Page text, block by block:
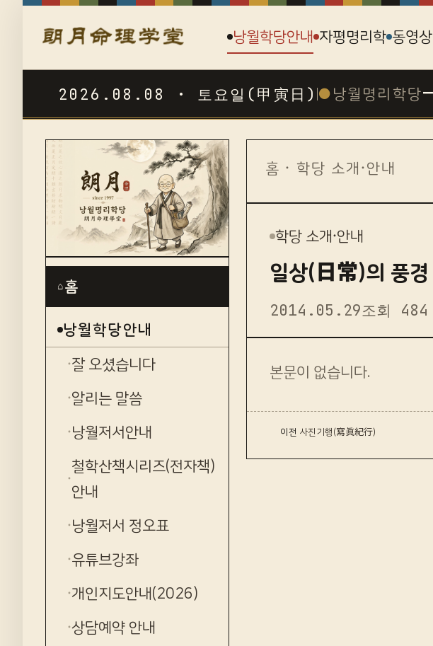
낭월학당안내 자평명리학 동영
2026.08.08 · 토요일(甲寅日) ● 낭월명리학당
⌂홈
낭월학당안내
잘 오셨습니다
알리는 말씀
낭월저서안내
철학산책시리즈(전자책)
안내
낭월저서 정오표
유튜브강좌
개인지도안내(2026)
상담예약 안내
홈 · 학당 소개·안내
학당 소개·안내
일상(日常)의 풍경
2014.05.29조회 484
본문이 없습니다.
‹ 이전 사진기행(寫眞紀行)